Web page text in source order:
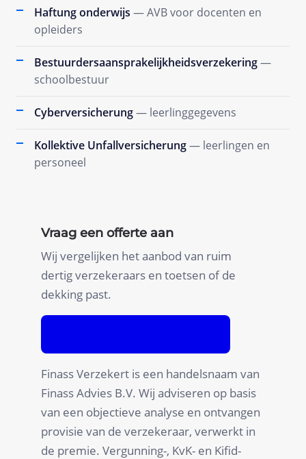
Haftung onderwijs — AVB voor docenten en
opleiders
Bestuurdersaansprakelijkheidsverzekering—
schoolbestuur
Cyberversicherung— leerlinggegevens
Kollektive Unfallversicherung— leerlingen en
personeel
Vraag een offerte aan
Wij vergelijken het aanbod van ruim
dertig verzekeraars en toetsen of de
dekking past.
Finass Verzekert is een handelsnaam van
Finass Advies B.V. Wij adviseren op basis
van een objectieve analyse en ontvangen
provisie van de verzekeraar, verwerkt in
de premie. Vergunning-, KvK- en Kifid-